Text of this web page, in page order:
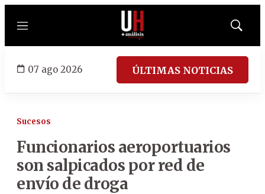
Menú
Mostrar
07 ago 2026 ÚLTIMAS NOTICIAS
Sucesos
Funcionarios aeroportuarios
son salpicados por red de
envío de droga